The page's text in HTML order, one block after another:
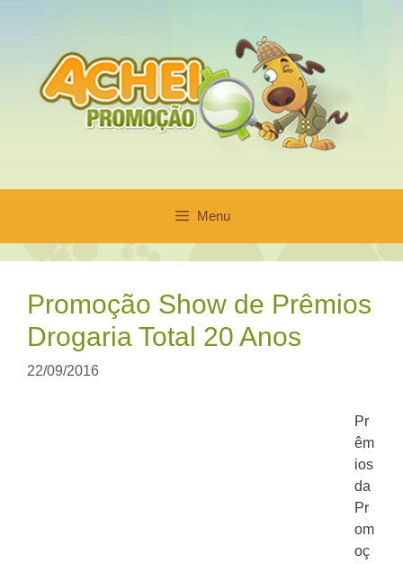
conteúdo
Menu
Promoção Show de Prêmios
Drogaria Total 20 Anos
22/09/2016
Pr
êm
ios
da
Pr
om
oç